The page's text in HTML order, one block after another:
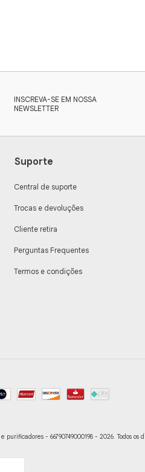
INSCREVA-SE EM NOSSA
NEWSLETTER
Suporte
Central de suporte
Trocas e devoluções
Cliente retira
Perguntas Frequentes
Termos e condições
- 66790749000198 - 2026. Todos os